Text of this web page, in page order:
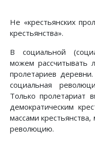
Не «крестьянских
крестьянства».
В социальной
можем рассчитывать
пролетариев
социальная
Только пролетариат
демократическим
массами
революцию.